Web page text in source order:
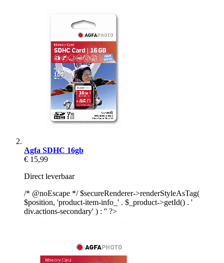
Agfa SDHC 16gb
€ 15,99
Direct leverbaar
/* @noEscape */ $secureRenderer->renderStyleAsTag(
$position, 'product-item-info_' . $_product->getId() . '
div.actions-secondary' ) : '' ?>